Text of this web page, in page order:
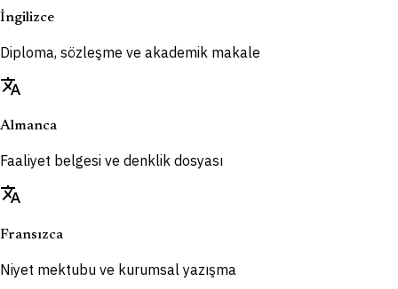
İngilizce
Diploma, sözleşme ve akademik makale
translate
Almanca
Faaliyet belgesi ve denklik dosyası
translate
Fransızca
Niyet mektubu ve kurumsal yazışma